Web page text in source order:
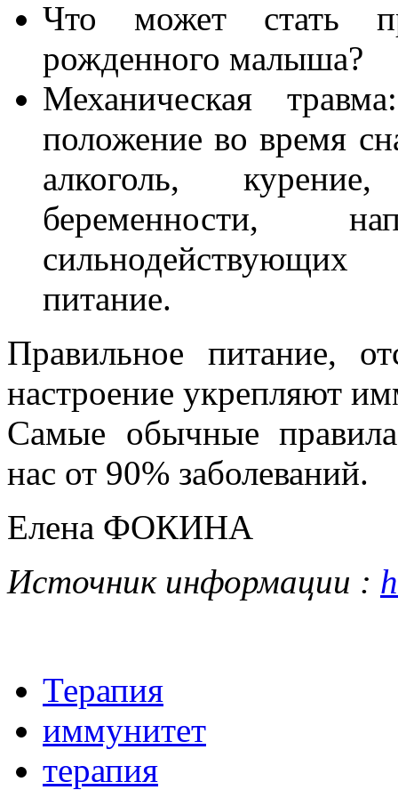
Что может стать
рожденного малыша?
Механическая
положение во время
алкоголь,
беременности,
питание.
Правильное питание,
настроение укрепляют
Самые обычные
нас от 90% заболеваний.
Елена ФОКИНА
Источник информации :
Терапия
иммунитет
терапия